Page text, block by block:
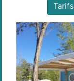
Tarifs